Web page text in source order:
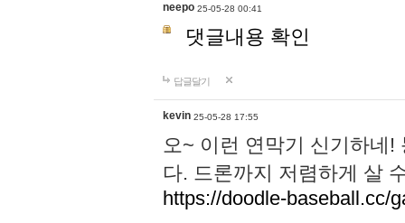
neepo 25-05-28 00:41
댓글내용 확인
답글달기
kevin 25-05-28 17:55
오~ 이런 연막기 신기하네!
다. 드론까지 저렴하게 살
https://doodle-baseball.cc/